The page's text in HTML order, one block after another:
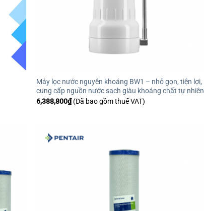
Máy lọc nước nguyên khoáng BW1 – nhỏ gọn, tiện lợi,
cung cấp nguồn nước sạch giàu khoáng chất tự nhiên
6,388,800₫ (Đã bao gồm thuế VAT)